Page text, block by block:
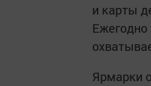
и карты
Ежегодно
Ярмарки